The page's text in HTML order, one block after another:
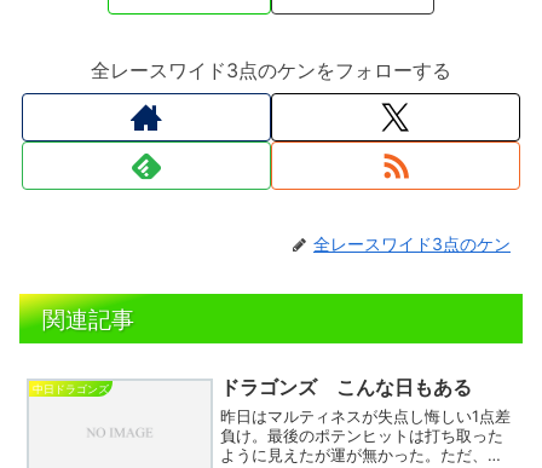
全レースワイド3点のケンをフォローする
全レースワイド3点のケン
関連記事
中日ドラゴンズ ドラゴンズ こんな日もある
昨日はマルティネスが失点し悔しい1点差
負け。最後のポテンヒットは打ち取った
ように見えたが運が無かった。ただ、投